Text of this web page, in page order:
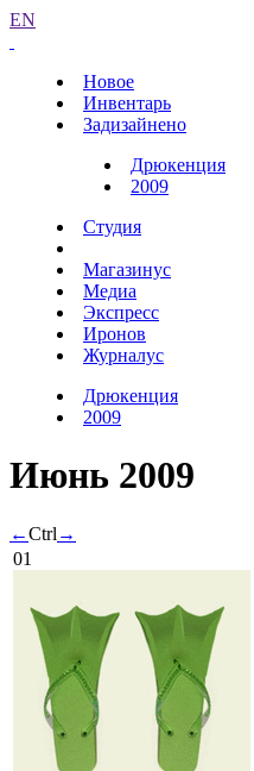
EN
Новое
Инвентарь
Задизайнено
Дрюкенция
2009
Студия
Магазинус
Медиа
Экспресс
Иронов
Журналус
Дрюкенция
2009
Июнь 2009
←Ctrl →
01